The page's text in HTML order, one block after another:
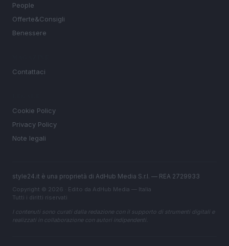
People
Offerte&Consigli
Benessere
Contattaci
Cookie Policy
Privacy Policy
Note legali
style24.it è una proprietà di AdHub Media S.r.l. — REA 2729933
Copyright © 2026 · Edito da AdHub Media — Italia
Tutti i diritti riservati
I contenuti sono curati dalla redazione con il supporto di strumenti digitali e
realizzati in collaborazione con autori indipendenti.